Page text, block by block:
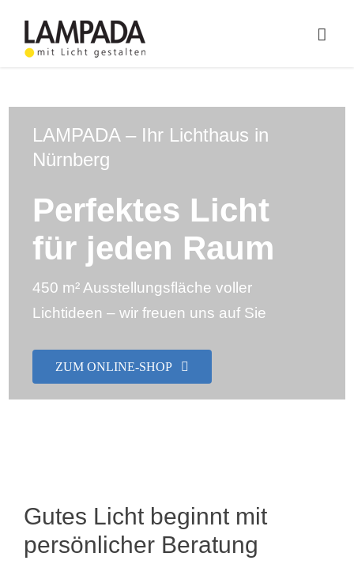
content
Referenzen
Service
Ratgeber
LAMPADA – Ihr Lichthaus in
Nürnberg
Perfektes Licht
für jeden Raum
450 m² Ausstellungsfläche voller
Lichtideen – wir freuen uns auf Sie
ZUM ONLINE-SHOP
Gutes Licht beginnt mit
persönlicher Beratung